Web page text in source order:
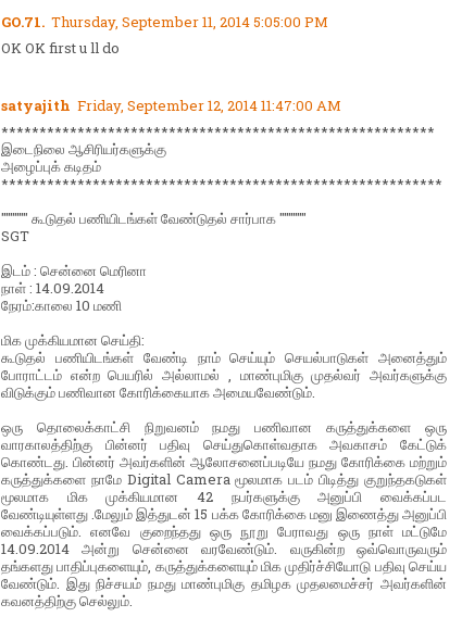
GO.71. Thursday, September 11, 2014 5:05:00 PM
OK OK first u ll do
satyajith Friday, September 12, 2014 11:47:00 AM
*********************************************************
இடைநிலை ஆசிரியர்களுக்கு
அழைப்புக் கடிதம்
**********************************************************
"""""" கூடுதல் பணியிடங்கள் வேண்டுதல் சார்பாக """"""
SGT
இடம் : சென்னை மெரினா
நாள் : 14.09.2014
நேரம்:காலை 10 மணி
மிக முக்கியமான செய்தி:
கூடுதல் பணியிடங்கள் வேண்டி நாம் செய்யும் செயல்பாடுகள் அனைத்தும்
போராட்டம் என்ற பெயரில் அல்லாமல் , மாண்புமிகு முதல்வர் அவர்களுக்கு
விடுக்கும் பணிவான கோரிக்கையாக அமையவேண்டும்.
ஒரு தொலைக்காட்சி நிறுவனம் நமது பணிவான கருத்துக்களை ஒரு
வாரகாலத்திற்கு பின்னர் பதிவு செய்துகொள்வதாக அவகாசம் கேட்டுக்
கொ‌ண்டது. பின்னர் அவர்களின் ஆலோசனைப்படியே நமது கோரிக்கை மற்றும்
கருத்துக்களை நாமே Digital Camera மூலமாக படம் பிடித்து குறுந்தகடுகள்
மூலமாக மிக முக்கியமான 42 நபர்களுக்கு அனுப்பி வைக்கப்பட
வேண்டியுள்ளது .மேலும் இத்துடன் 15 பக்க கோரிக்கை மனு இணைத்து அனுப்பி
வைக்கப்படும். எனவே குறைந்தது ஒரு நூறு பேராவது ஒரு நாள் மட்டுமே
14.09.2014 அன்று சென்னை வரவேண்டும். வருகின்ற ஒவ்வொருவரும்
தங்களது பாதிப்புகளையும், கருத்துக்களையும் மிக முதிர்ச்சியோடு பதிவு செய்ய
வேண்டும். இது நிச்சயம் நமது மாண்புமிகு தமிழக முதலமைச்சர் அவர்களின்
கவனத்திற்கு செல்லும்.